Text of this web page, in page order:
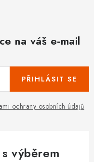
na váš e-mail
ochrany osobních údajů
PŘIHLÁSIT SE
výběrem